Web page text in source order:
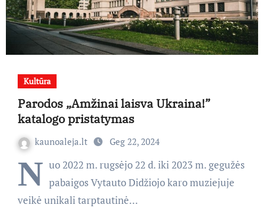
Kultūra
Parodos „Amžinai laisva Ukraina!”
katalogo pristatymas
kaunoaleja.lt Geg 22, 2024
N uo 2022 m. rugsėjo 22 d. iki 2023 m. gegužės
pabaigos Vytauto Didžiojo karo muziejuje
veikė unikali tarptautinė…